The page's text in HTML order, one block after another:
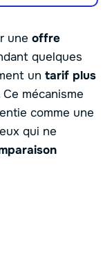
une offre
quelques
un tarif plus
mécanisme
comme une
qui ne